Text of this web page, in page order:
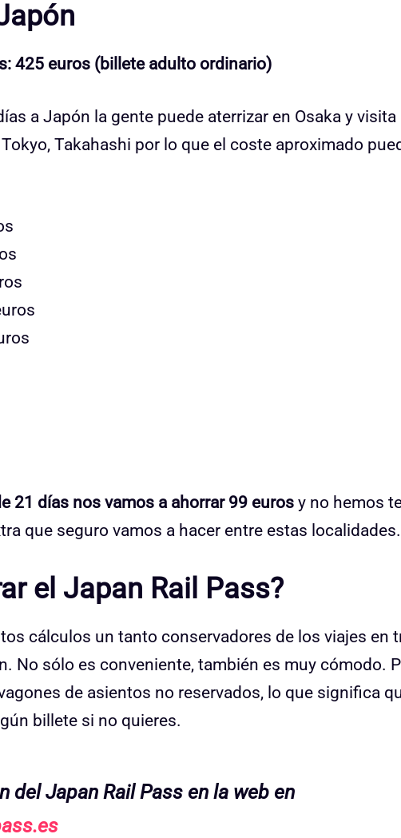
425 euros (billete adulto ordinario)
a Japón la gente puede aterrizar en Osaka y visita
Takahashi por lo que el coste aproximado
21 días nos vamos a ahorrar 99 euros y no hemos
que seguro vamos a hacer entre estas localidades.
el Japan Rail Pass?
cálculos un tanto conservadores de los viajes en
No sólo es conveniente, también es muy cómodo.
de asientos no reservados, lo que significa
billete si no quieres.
del Japan Rail Pass en la web en